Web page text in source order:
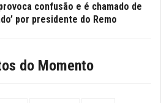
confusão e é chamado de
por presidente do Remo
do Momento